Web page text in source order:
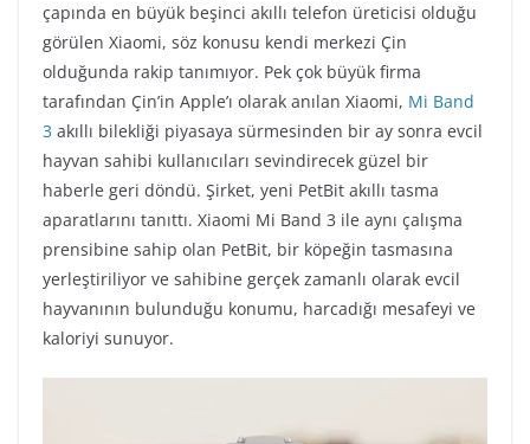
çapında en büyük beşinci akıllı telefon üreticisi olduğu
görülen Xiaomi, söz konusu kendi merkezi Çin
olduğunda rakip tanımıyor. Pek çok büyük firma
tarafından Çin’in Apple’ı olarak anılan Xiaomi, Mi Band
3 akıllı bilekliği piyasaya sürmesinden bir ay sonra evcil
hayvan sahibi kullanıcıları sevindirecek güzel bir
haberle geri döndü. Şirket, yeni PetBit akıllı tasma
aparatlarını tanıttı. Xiaomi Mi Band 3 ile aynı çalışma
prensibine sahip olan PetBit, bir köpeğin tasmasına
yerleştiriliyor ve sahibine gerçek zamanlı olarak evcil
hayvanının bulunduğu konumu, harcadığı mesafeyi ve
kaloriyi sunuyor.